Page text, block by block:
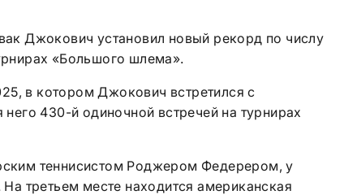
Джокович установил новый рекорд по числу
«Большого шлема».
в котором Джокович встретился с
430-й одиночной встречей на турнирах
теннисистом Роджером Федерером, у
третьем месте находится американская